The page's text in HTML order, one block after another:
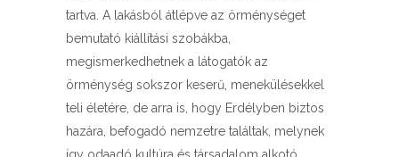
tartva. A lakásból átlépve az örménységet
bemutató kiállítási szobákba,
megismerkedhetnek a látogatók az
örménység sokszor keserű, menekülésekkel
teli életére, de arra is, hogy Erdélyben biztos
hazára, befogadó nemzetre találtak, melynek